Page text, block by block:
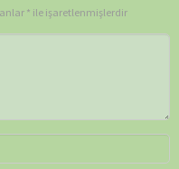
* ile işaretlenmişlerdir